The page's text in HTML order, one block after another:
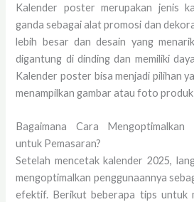
Kalender poster merupakan jenis
ganda sebagai alat promosi dan
lebih besar dan desain yang
digantung di dinding dan memiliki
Kalender poster bisa menjadi pilihan
menampilkan gambar atau foto
Bagaimana Cara Mengoptimalkan
untuk Pemasaran?
Setelah mencetak kalender 2025,
mengoptimalkan penggunaannya
efektif. Berikut beberapa tips untuk